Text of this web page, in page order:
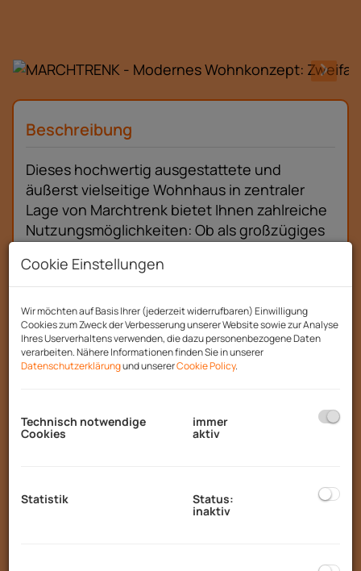
Beschreibung
Dieses hochwertig ausgestattete und
äußerst vielseitige Wohnhaus in zentraler
Lage von Marchtrenk bietet Ihnen zahlreiche
Nutzungsmöglichkeiten: Ob als großzügiges
oder als attraktives Zweifamilienhaus mit
zusätzlichem Mietertrag – hier verbinden sich
Wohnkomfort und Investment ideal.
Erdgeschoss:
Raumaufteilung und hochwertige
Ausstattung:
Essbereich mit direktem Zugang zur
Cookie Einstellungen
Wir möchten auf Basis Ihrer (jederzeit widerrufbaren) Einwilligung
Cookies zum Zweck der Verbesserung unserer Website sowie zur Analyse
Ihres Userverhaltens verwenden, die dazu personenbezogene Daten
verarbeiten. Nähere Informationen finden Sie in unserer
Datenschutzerklärungund unsererCookie Policy.
Technisch notwendige
Cookies
immer
aktiv
Statistik Status:
inaktiv